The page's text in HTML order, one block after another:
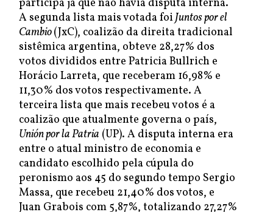
participa já que não havia disputa interna.
A segunda lista mais votada foiJuntos por el
Cambio(JxC), coalizão da direita tradicional
sistêmica argentina, obteve 28,27% dos
votos divididos entre Patricia Bullrich e
Horácio Larreta, que receberam 16,98% e
11,30% dos votos respectivamente. A
terceira lista que mais recebeu votos é a
coalizão que atualmente governa o país,
Unión por la Patria (UP). A disputa interna era
entre o atual ministro de economia e
candidato escolhido pela cúpula do
peronismo aos 45 do segundo tempo Sergio
Massa, que recebeu 21,40% dos votos, e
Juan Grabois com 5,87%, totalizando 27,27%